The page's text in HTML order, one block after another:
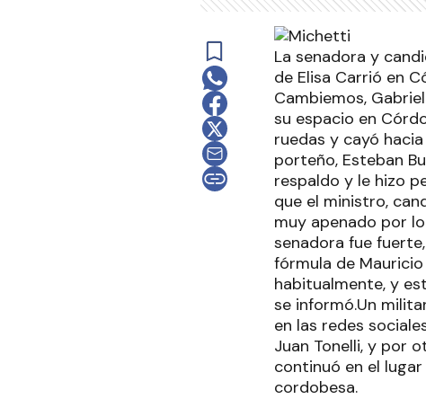
La senadora y
de Elisa Carrió en
Cambiemos,
su espacio en
ruedas y cayó
porteño, Esteban
respaldo y le hizo
que el ministro,
muy apenado por
senadora fue
fórmula de
habitualmente, y
se informó.Un
en las redes
Juan Tonelli, y por
continuó en el
cordobesa.